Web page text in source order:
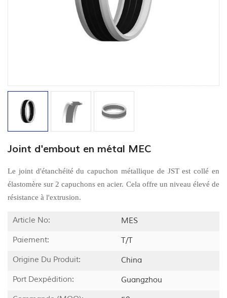
Joint d'embout en métal MEC
Le joint d'étanchéité du capuchon métallique de JST est collé en
élastomère sur 2 capuchons en acier. Cela offre un niveau élevé de
résistance à l'extrusion.
Article No:
MES
Paiement:
T/T
Origine Du Produit:
China
Port Dexpédition:
Guangzhou